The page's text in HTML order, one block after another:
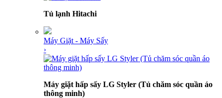
Tủ lạnh Hitachi
Máy Giặt - Máy Sấy
›
Máy giặt hấp sấy LG Styler (Tủ chăm sóc quần áo
thông minh)